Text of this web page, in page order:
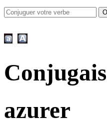
azurer